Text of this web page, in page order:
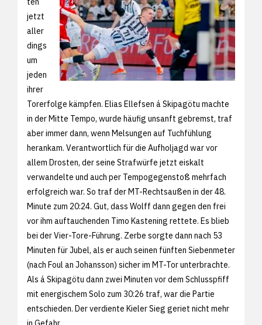
jetzt
aller
dings
um
jeden
ihrer
Torerfolge kämpfen. Elias Ellefsen á Skipagötu machte
in der Mitte Tempo, wurde häufig unsanft gebremst, traf
aber immer dann, wenn Melsungen auf Tuchfühlung
herankam. Verantwortlich für die Aufholjagd war vor
allem Drosten, der seine Strafwürfe jetzt eiskalt
verwandelte und auch per Tempogegenstoß mehrfach
erfolgreich war. So traf der MT-Rechtsaußen in der 48.
Minute zum 20:24. Gut, dass Wolff dann gegen den frei
vor ihm auftauchenden Timo Kastening rettete. Es blieb
bei der Vier-Tore-Führung. Zerbe sorgte dann nach 53
Minuten für Jubel, als er auch seinen fünften Siebenmeter
(nach Foul an Johansson) sicher im MT-Tor unterbrachte.
Als á Skipagötu dann zwei Minuten vor dem Schlusspfiff
mit energischem Solo zum 30:26 traf, war die Partie
entschieden. Der verdiente Kieler Sieg geriet nicht mehr